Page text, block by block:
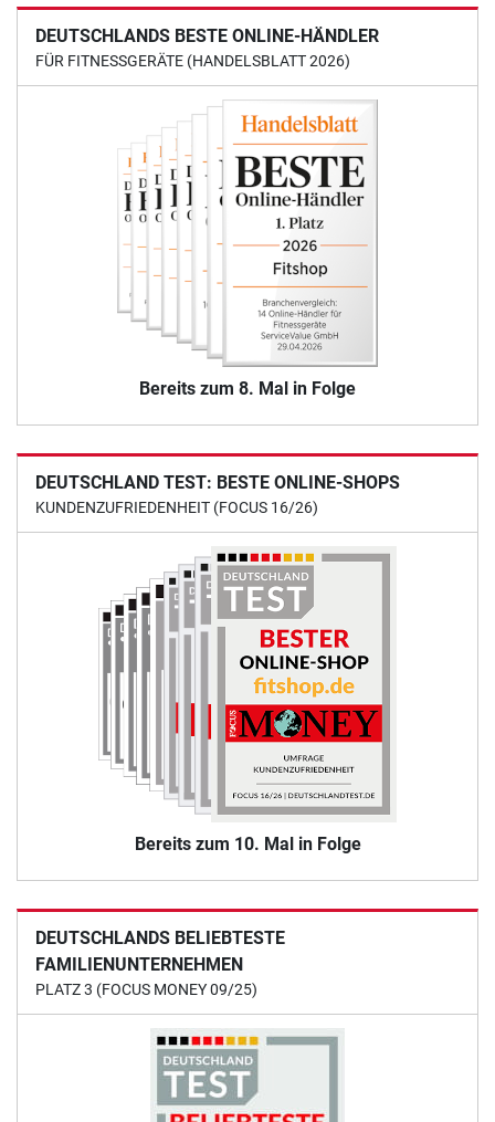
DEUTSCHLANDS BESTE ONLINE-HÄNDLER
FÜR FITNESSGERÄTE (HANDELSBLATT 2026)
Bereits zum 8. Mal in Folge
DEUTSCHLAND TEST: BESTE ONLINE-SHOPS
KUNDENZUFRIEDENHEIT (FOCUS 16/26)
Bereits zum 10. Mal in Folge
DEUTSCHLANDS BELIEBTESTE
FAMILIENUNTERNEHMEN
PLATZ 3 (FOCUS MONEY 09/25)